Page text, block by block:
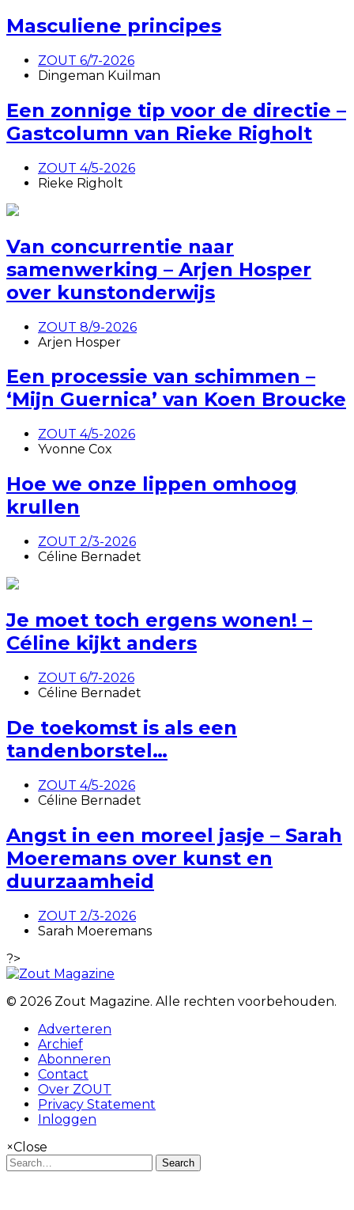
Masculiene principes
ZOUT 6/7-2026
Dingeman Kuilman
Een zonnige tip voor de directie –
Gastcolumn van Rieke Righolt
ZOUT 4/5-2026
Rieke Righolt
Van concurrentie naar
samenwerking – Arjen Hosper
over kunstonderwijs
ZOUT 8/9-2026
Arjen Hosper
Een processie van schimmen –
‘Mijn Guernica’ van Koen Broucke
ZOUT 4/5-2026
Yvonne Cox
Hoe we onze lippen omhoog
krullen
ZOUT 2/3-2026
Céline Bernadet
Je moet toch ergens wonen! –
Céline kijkt anders
ZOUT 6/7-2026
Céline Bernadet
De toekomst is als een
tandenborstel…
ZOUT 4/5-2026
Céline Bernadet
Angst in een moreel jasje – Sarah
Moeremans over kunst en
duurzaamheid
ZOUT 2/3-2026
Sarah Moeremans
?>
© 2026 Zout Magazine. Alle rechten voorbehouden.
Adverteren
Archief
Abonneren
Contact
Over ZOUT
Privacy Statement
Inloggen
×Close
Search